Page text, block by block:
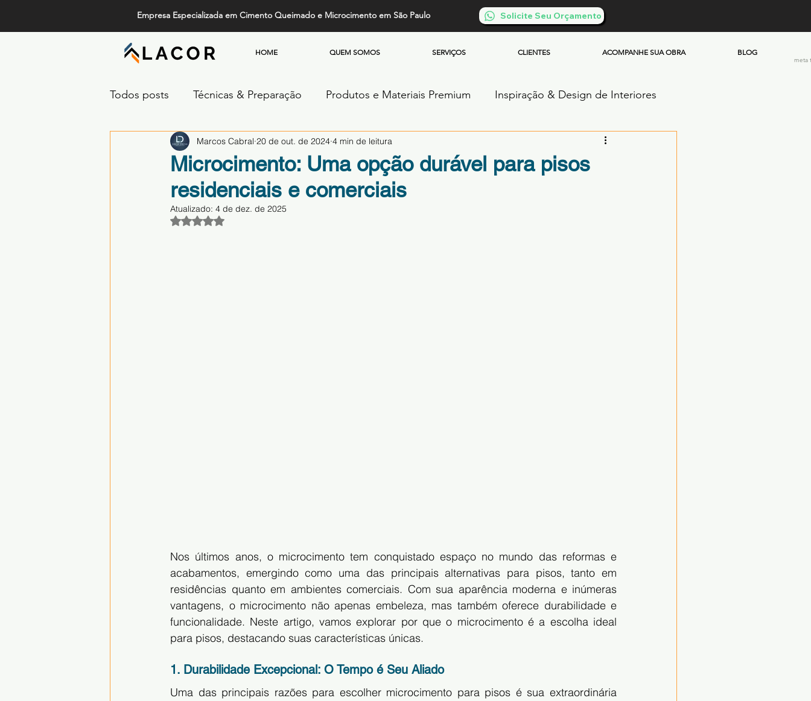
Empresa Especializada em Cimento Queimado e Microcimento em São Paulo Solicite Seu Orçamento
HOME QUEM SOMOS SERVIÇOS CLIENTES ACOMPANHE SUA OBRA BLOG
meta
Todos posts Técnicas & Preparação Produtos e Materiais Premium Inspiração & Design de Interiores
Design, Tendências e Serviços Piso de Cimento Queimado Parede de Cimento Queimado
Projetos de Alto Padrão Cimento Queimado Microcimento Queimado
Microcimento: Uma opção durável para pisos
residenciais e comerciais
Marcos Cabral 20 de out. de 2024 4 min de leitura
Atualizado: 4 de dez. de 2025
Avaliado com NaN de 5 estrelas.
Nos últimos anos, o microcimento tem conquistado espaço no mundo das reformas e
acabamentos, emergindo como uma das principais alternativas para pisos, tanto em
residências quanto em ambientes comerciais. Com sua aparência moderna e inúmeras
vantagens, o microcimento não apenas embeleza, mas também oferece durabilidade e
funcionalidade. Neste artigo, vamos explorar por que o microcimento é a escolha ideal
para pisos, destacando suas características únicas.
1. Durabilidade Excepcional: O Tempo é Seu Aliado
Uma das principais razões para escolher microcimento para pisos é sua extraordinária